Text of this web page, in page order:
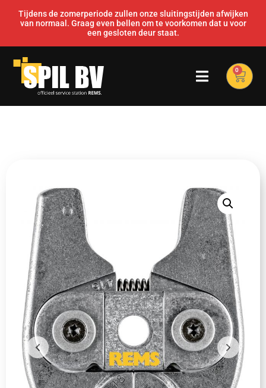
Tijdens de zomerperiode zullen onze sluitingstijden afwijken
van normaal. Graag even bellen om te voorkomen dat u voor
een gesloten deur staat.
0